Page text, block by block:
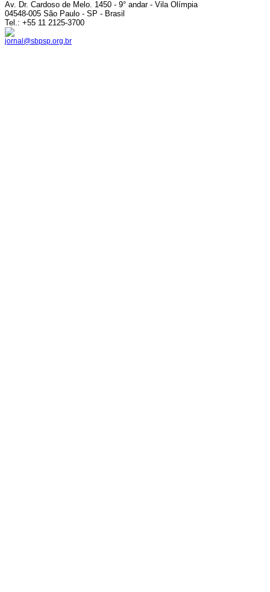
Av. Dr. Cardoso de Melo. 1450 - 9° andar - Vila Olímpia
04548-005 São Paulo - SP - Brasil
Tel.: +55 11 2125-3700
jornal@sbpsp.org.br